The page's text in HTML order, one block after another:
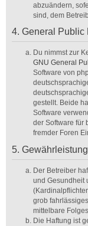
abzuändern,
sind, dem
4. General Public
Du nimmst zur
GNU General
Software von
gestellt. Beide
Software
der Software für
fremder Foren
5. Gewährleistung
Der Betreiber
und Gesundheit
grob
mittelbare
Die Haftung ist